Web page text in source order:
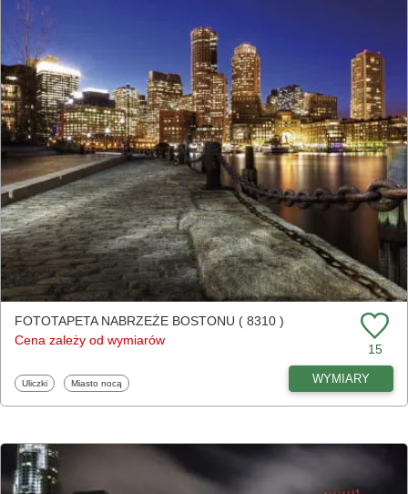
FOTOTAPETA NABRZEŻE BOSTONU ( 8310 )
Cena zależy od wymiarów
15
Fototapety
Uliczki Fototapety
Miasto nocą WYMIARY